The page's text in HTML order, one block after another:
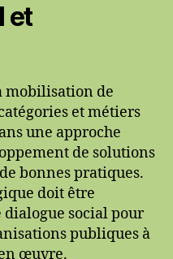
et
mobilisation de
et métiers
une approche
de solutions
bonnes pratiques.
doit être
social pour
publiques à
œuvre.